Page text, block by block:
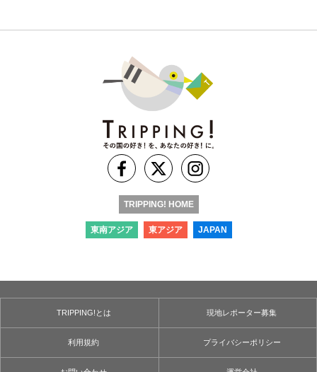
TRIPPING! HOME
東南アジア 東アジア JAPAN
TRIPPING!とは 現地レポーター募集
利用規約 プライバシーポリシー